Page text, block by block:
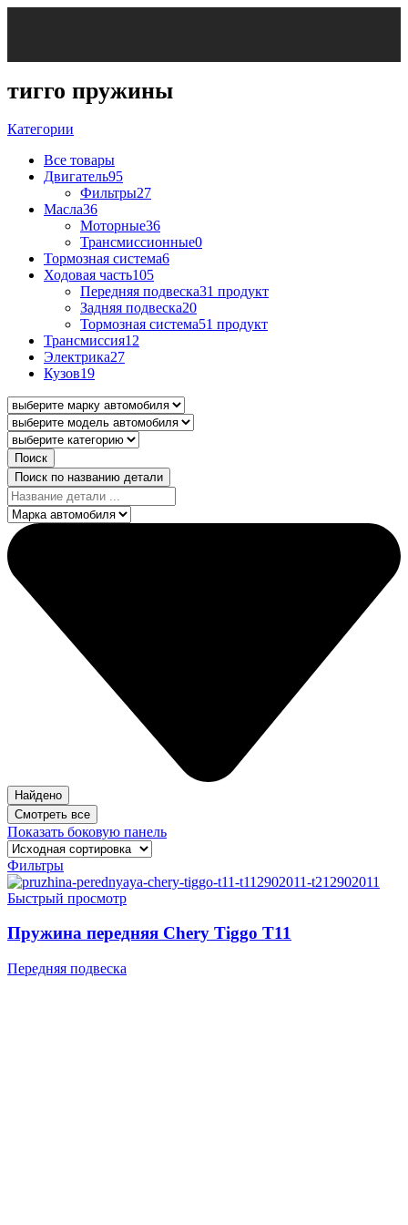
тигго пружины
Категории
Все товары
Двигатель95
Фильтры27
Масла36
Моторные36
Трансмиссионные0
Тормозная система6
Ходовая часть105
Передняя подвеска31 продукт
Задняя подвеска20
Тормозная система51 продукт
Трансмиссия12
Электрика27
Кузов19
Поиск
Поиск по названию детали
Найдено
Смотреть все
Показать боковую панель
Фильтры
Быстрый просмотр
Пружина передняя Chery Tiggo T11
Передняя подвеска